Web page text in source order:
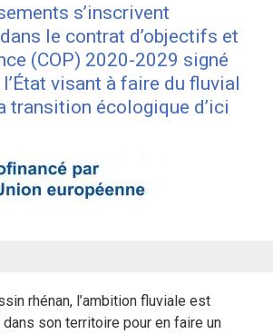
s’inscrivent
le contrat d’objectifs et
(COP) 2020-2029 signé
visant à faire du fluvial
transition écologique d’ici
rhénan, l’ambition fluviale est
dans son territoire pour en faire un